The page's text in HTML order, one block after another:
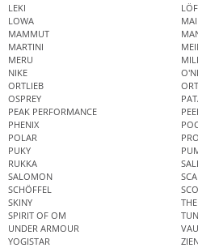
LEKI
LOWA
MAMMUT
MARTINI
MERU
NIKE
ORTLIEB
OSPREY
PEAK PERFORMANCE
PHENIX
POLAR
PUKY
RUKKA
SALOMON
SCHÖFFEL
SKINY
SPIRIT OF OM
UNDER ARMOUR
YOGISTAR